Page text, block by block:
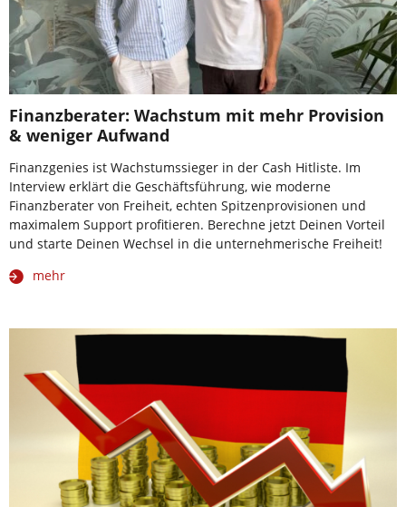
Finanzberater: Wachstum mit mehr Provision
& weniger Aufwand
Finanzgenies ist Wachstumssieger in der Cash Hitliste. Im
Interview erklärt die Geschäftsführung, wie moderne
Finanzberater von Freiheit, echten Spitzenprovisionen und
maximalem Support profitieren. Berechne jetzt Deinen Vorteil
und starte Deinen Wechsel in die unternehmerische Freiheit!
mehr